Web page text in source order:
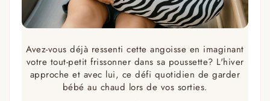
Avez-vous déjà ressenti cette angoisse en imaginant
votre tout-petit frissonner dans sa poussette? L'hiver
approche et avec lui, ce défi quotidien de garder
bébé au chaud lors de vos sorties.